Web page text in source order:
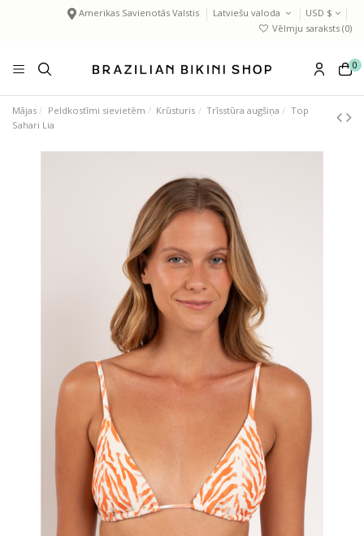
Amerikas Savienotās Valstis Latviešu valoda
USD $
Vēlmju saraksts (0)
0
Mājas Peldkostīmi sievietēm Krūsturis Trīsstūra augšiņa
Top
Sahari Lia